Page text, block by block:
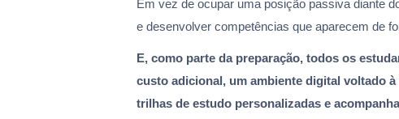
Em vez de ocupar uma posição passiva diante
e desenvolver competências que aparecem de
E, como parte da preparação, todos os
custo adicional, um ambiente digital voltado
trilhas de estudo personalizadas e